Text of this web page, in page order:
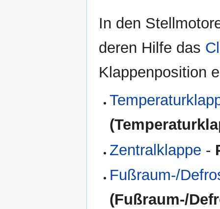
In den
deren Hilfe das
Klappenposition
Zentralklappe -
Fußraum-/
(Fußraum-/